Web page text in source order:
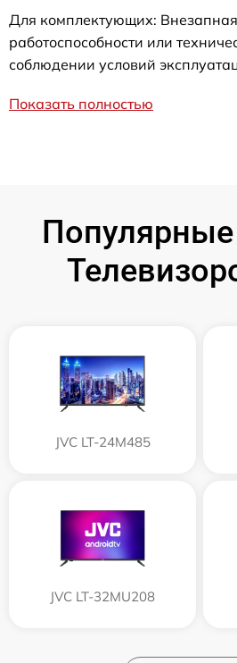
Для комплектующих:
работоспособности или
соблюдении условий
Показать полностью
JVC LT-24M485
JVC LT-32MU208